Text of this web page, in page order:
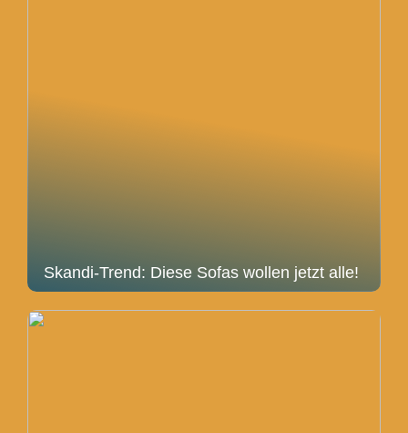
Skandi-Trend: Diese Sofas wollen jetzt alle!